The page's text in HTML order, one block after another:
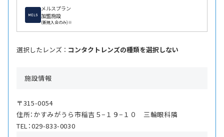
メルスプラン
加盟施設
(新規入会のみ)※
選択したレンズ ： コンタクトレンズの種類を選択しない
施設情報
〒315-0054
住所：かすみがうら市稲吉５−１９−１０ 三輪眼科隣
TEL：029-833-0030